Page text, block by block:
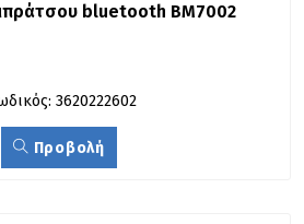
bluetooth BM7002
3620222602
Προβολή